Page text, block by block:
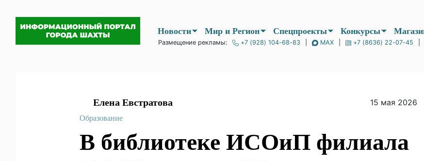
Новости Мир и Регион Спецпроекты Конкурсы
Размещение рекламы: +7 (928) 104-68-83 MAX +7 (8636) 22-07-45
Елена Евстратова 15 мая 2026
Образование
В библиотеке ИСОиП